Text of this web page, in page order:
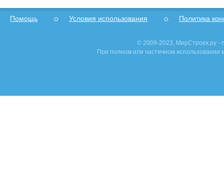
Помощь Условия использования Политика
© 2009-2023, МирСтроек.ру -
При полном или частичном использовании